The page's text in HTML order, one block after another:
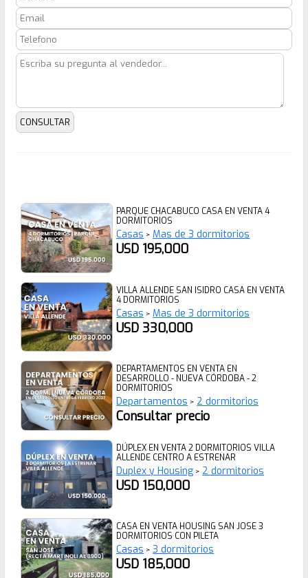
PARQUE CHACABUCO CASA EN VENTA 4
DORMITORIOS
Casas >Mas de 3 dormitorios
USD 195,000
VILLA ALLENDE SAN ISIDRO CASA EN VENTA
4 DORMITORIOS
Casas >Mas de 3 dormitorios
USD 330,000
DEPARTAMENTOS EN VENTA EN
DESARROLLO - NUEVA CÓRDOBA - 2
DORMITORIOS
Departamentos > 2 dormitorios
Consultar precio
DÚPLEX EN VENTA 2 DORMITORIOS VILLA
ALLENDE CENTRO A ESTRENAR
Duplex y Housing > 2 dormitorios
USD 150,000
CASA EN VENTA HOUSING SAN JOSE 3
DORMITORIOS CON PILETA
Casas >3 dormitorios
USD 185,000